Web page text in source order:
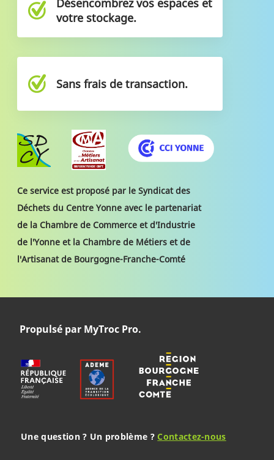
Désencombrez vos espaces et
votre stockage.
Sans frais de transaction.
Ce service est proposé par le Syndicat des
Déchets du Centre Yonne avec le partenariat
de la Chambre de Commerce et d'Industrie
de l'Yonne et la Chambre de Métiers et de
l'Artisanat de Bourgogne-Franche-Comté
Propulsé par MyTroc Pro.
Une question ? Un problème ?Contactez-nous